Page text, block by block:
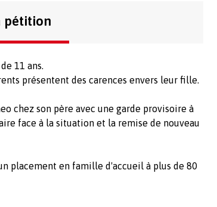
pétition
11 ans.
présentent des carences envers leur fille.
chez son père avec une garde provisoire à
face à la situation et la remise de nouveau
placement en famille d'accueil à plus de 80